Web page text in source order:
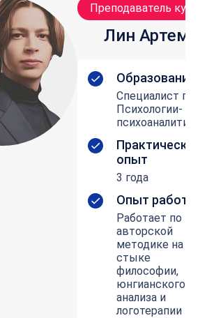
Преподаватель курса
Лин Артем
Образование
Специалист по
Психологии-
психоаналитике
Практический
опыт
3 года
Опыт работы
Работает по
авторской
методике на
стыке
философии,
юнгианского
анализа и
логотерапии